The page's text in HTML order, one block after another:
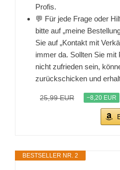
Profis.
💬 Für jede Frage oder
bitte auf „meine
Sie auf „Kontakt mit
immer da. Sollten Sie
nicht zufrieden sein,
zurückschicken und
25,99 EUR −8,20 EUR
BESTSELLER NR. 2